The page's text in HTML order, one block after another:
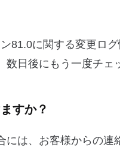
81.0に関する変更ロ
日後にもう一度チェ
すか？
は、お客様からの連